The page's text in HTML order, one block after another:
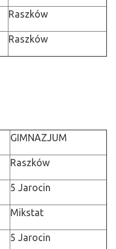
Raszków
Raszków
GIMNAZJUM
Raszków
5 Jarocin
Mikstat
5 Jarocin